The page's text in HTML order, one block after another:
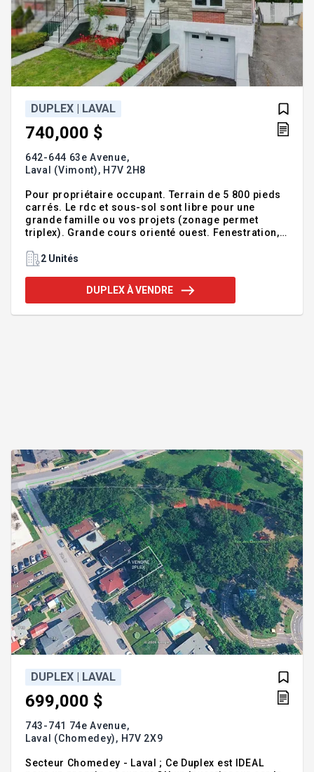
DUPLEX | LAVAL
740,000 $
642-644 63e Avenue,
Laval (Vimont), H7V 2H8
Pour propriétaire occupant. Terrain de 5 800 pieds
carrés. Le rdc et sous-sol sont libre pour une
grande famille ou vos projets (zonage permet
triplex). Grande cours orienté ouest. Fenestration,
rafraichissement sera à effectuer au sous-sol et
électricité. Addenda :- Le courtier du vendeur
représente celui-ci. Toute demande de visite ou
2 Unités
DUPLEX À VENDRE
DUPLEX | LAVAL
699,000 $
743-741 74e Avenue,
Laval (Chomedey), H7V 2X9
Secteur Chomedey - Laval ; Ce Duplex est IDEAL